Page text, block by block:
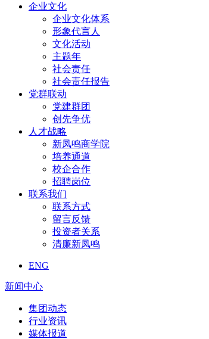
企业文化
企业文化体系
形象代言人
文化活动
主题年
社会责任
社会责任报告
党群联动
党建群团
创先争优
人才战略
新凤鸣商学院
培养通道
校企合作
招聘岗位
联系我们
联系方式
留言反馈
投资者关系
清廉新凤鸣
ENG
新闻中心
集团动态
行业资讯
媒体报道